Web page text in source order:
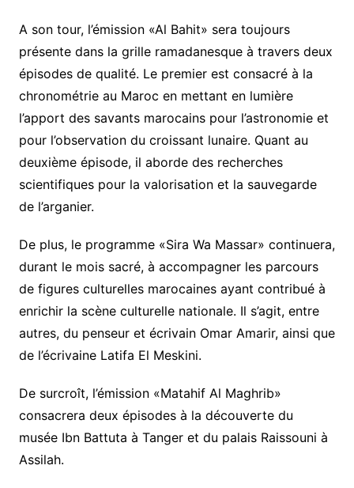
A son tour, l’émission «Al Bahit» sera toujours
présente dans la grille ramadanesque à travers deux
épisodes de qualité. Le premier est consacré à la
chronométrie au Maroc en mettant en lumière
l’apport des savants marocains pour l’astronomie et
pour l’observation du croissant lunaire. Quant au
deuxième épisode, il aborde des recherches
scientifiques pour la valorisation et la sauvegarde
de l’arganier.
De plus, le programme «Sira Wa Massar» continuera,
durant le mois sacré, à accompagner les parcours
de figures culturelles marocaines ayant contribué à
enrichir la scène culturelle nationale. Il s’agit, entre
autres, du penseur et écrivain Omar Amarir, ainsi que
de l’écrivaine Latifa El Meskini.
De surcroît, l’émission «Matahif Al Maghrib»
consacrera deux épisodes à la découverte du
musée Ibn Battuta à Tanger et du palais Raissouni à
Assilah.